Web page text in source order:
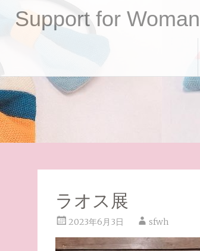
へ
ス
キ
ッ
プ
Support for
ラオス展
2023年6月3日 sfwh